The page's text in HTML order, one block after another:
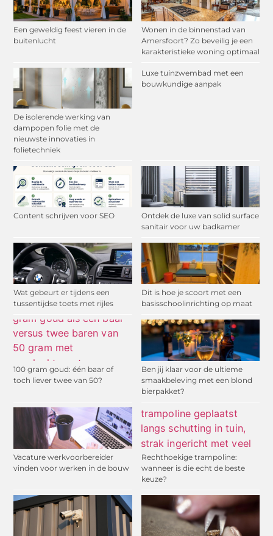
Een geweldig feest vieren in de
buitenlucht
Wonen in de binnenstad van
Amersfoort? Zo beveilig je een
karakteristieke woning optimaal
De isolerende werking van
dampopen folie met de
nieuwste innovaties in
folietechniek
Luxe tuinzwembad met een
bouwkundige aanpak
Content schrijven voor SEO
Ontdek de luxe van solid surface
sanitair voor uw badkamer
Wat gebeurt er tijdens een
tussentijdse toets met rijles
Dit is hoe je scoort met een
basisschoolinrichting op maat
100 gram goud: één baar of
toch liever twee van 50?
Ben jij klaar voor de ultieme
smaakbeleving met een blond
bierpakket?
Vacature werkvoorbereider
vinden voor werken in de bouw
Rechthoekige trampoline:
wanneer is die echt de beste
keuze?